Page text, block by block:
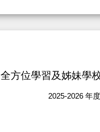
全方位學習及姊妹學
2025-2026 年度